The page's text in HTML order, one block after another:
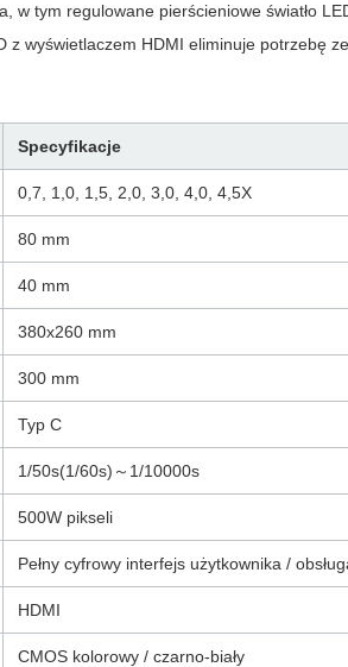
w tym regulowane pierścieniowe światło
z wyświetlaczem HDMI eliminuje potrzebę
Specyfikacje
0,7, 1,0, 1,5, 2,0, 3,0, 4,0, 4,5X
80 mm
40 mm
380x260 mm
300 mm
Typ C
1/50s(1/60s)～1/10000s
500W pikseli
Pełny cyfrowy interfejs użytkownika /
HDMI
CMOS kolorowy / czarno-biały